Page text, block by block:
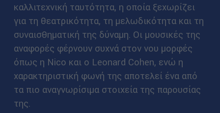
καλλιτεχνική ταυτότητα, η οποία ξεχωρίζει
για τη θεατρικότητα, τη μελωδικότητα και τη
συναισθηματική της δύναμη. Οι μουσικές της
αναφορές φέρνουν συχνά στον νου μορφές
όπως η Nico και ο Leonard Cohen, ενώ η
χαρακτηριστική φωνή της αποτελεί ένα από
τα πιο αναγνωρίσιμα στοιχεία της παρουσίας
της.